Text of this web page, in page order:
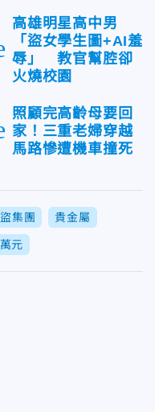
高雄明星高中男
「盜女學生圖+AI羞
辱」 教官幫腔卻
火燒校園
照顧完高齡母要回
家！三重老婦穿越
馬路慘遭機車撞死
集團 貴金屬
元